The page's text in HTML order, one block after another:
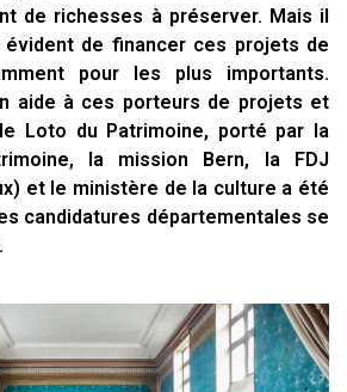
de richesses à préserver. Mais il
de financer ces projets de
pour les plus importants.
aide à ces porteurs de projets et
Loto du Patrimoine, porté par la
la mission Bern, la FDJ
et le ministère de la culture a été
candidatures départementales se